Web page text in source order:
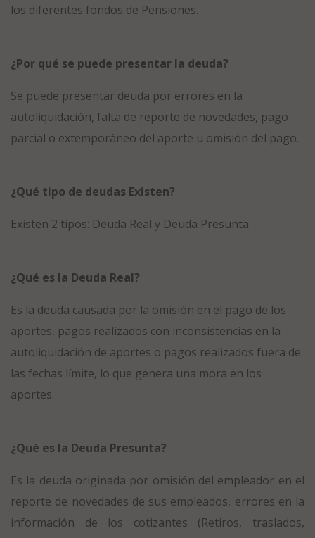
los diferentes fondos de Pensiones.
¿Por qué se puede presentar la deuda?
Se puede presentar deuda por errores en la
autoliquidación, falta de reporte de novedades, pago
parcial o extemporáneo del aporte u omisión del pago.
¿Qué tipo de deudas Existen?
Existen 2 tipos: Deuda Real y Deuda Presunta
¿Qué es la Deuda Real?
Es la deuda causada por la omisión en el pago de los
aportes, pagos realizados con inconsistencias en la
autoliquidación de aportes o pagos realizados fuera de
las fechas límite, lo que genera una mora en los
aportes.
¿Qué es la Deuda Presunta?
Es la deuda originada por omisión del empleador en el
reporte de novedades de sus empleados, errores en la
información de los cotizantes (Retiros, traslados,